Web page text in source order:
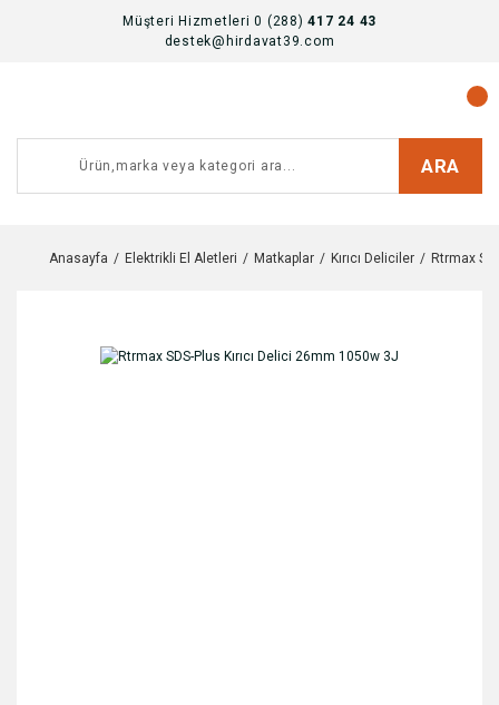
Müşteri Hizmetleri 0 (288)417 24 43
destek@hirdavat39.com
ARA
Anasayfa Elektrikli El Aletleri Matkaplar Kırıcı Deliciler Rtrmax